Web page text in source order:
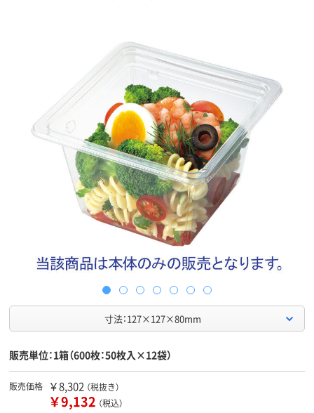
寸法：127×127×80mm
販売単位：1箱（600枚：50枚入×12袋）
販売価格 ￥8,302 （税抜き）
￥9,132 （税込）